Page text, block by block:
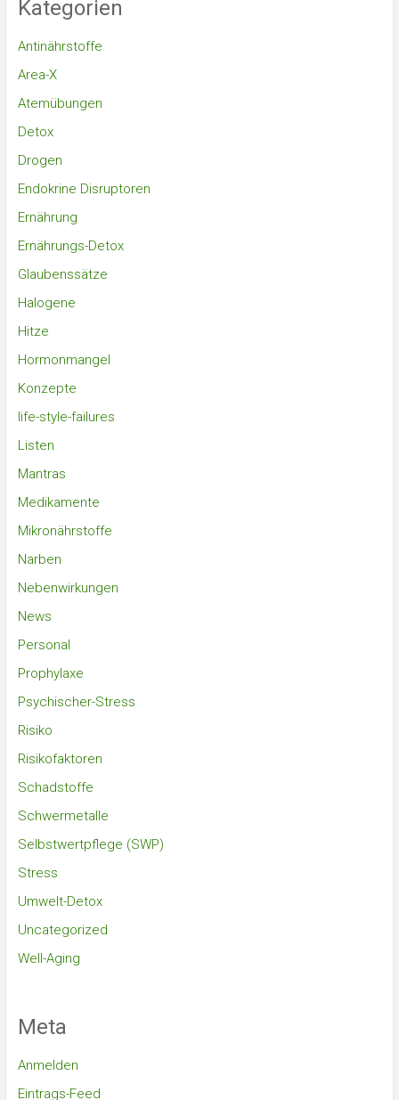
Kategorien
Antinährstoffe
Area-X
Atemübungen
Detox
Drogen
Endokrine Disruptoren
Ernährung
Ernährungs-Detox
Glaubenssätze
Halogene
Hitze
Hormonmangel
Konzepte
life-style-failures
Listen
Mantras
Medikamente
Mikronährstoffe
Narben
Nebenwirkungen
News
Personal
Prophylaxe
Psychischer-Stress
Risiko
Risikofaktoren
Schadstoffe
Schwermetalle
Selbstwertpflege (SWP)
Stress
Umwelt-Detox
Uncategorized
Well-Aging
Meta
Anmelden
Eintrags-Feed